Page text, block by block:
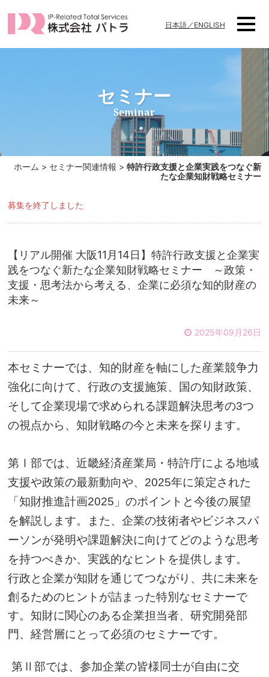
日本語／ENGLISH
セミナー
Seminar
ホーム > セミナー関連情報 > 特許行政支援と企業実践をつなぐ新
たな企業知財戦略セミナー
募集を終了しました
【リアル開催 大阪11月14日】特許行政支援と企業実
践をつなぐ新たな企業知財戦略セミナー ～政策・
支援・思考法から考える、企業に必須な知的財産の
未来～
2025年09月26日
本セミナーでは、知的財産を軸にした産業競争力
強化に向けて、行政の支援施策、国の知財政策、
そして企業現場で求められる課題解決思考の3つ
の視点から、知財戦略の今と未来を探ります。
第Ⅰ部では、近畿経済産業局・特許庁による地域
支援や政策の最新動向や、
2025年に策定された
「知財推進計画2025 」のポイントと今後の展望
を解説します。
また、企業の技術者やビジネスパ
ーソンが発明や課題解決に向けてどのような思考
を持つべきか、実践的なヒントを提供します。
行政と企業が知財を通じてつながり、共に未来を
創るためのヒントが詰まった特別なセミナーで
す。知財に関心のある企業担当者、研究開発部
門、経営層にとって必須のセミナーです。
第Ⅱ部では、参加企業の皆様同士が自由に交